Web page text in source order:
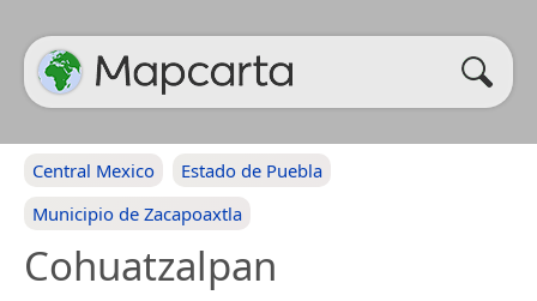
Central Mexico
Estado de Puebla
Municipio de Zacapoaxtla
Cohuatzalpan